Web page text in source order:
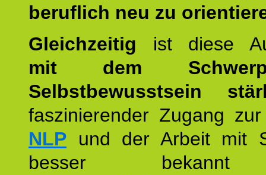
beruflich neu zu
Gleichzeitig ist diese
mit dem
Selbstbewusstsein
faszinierender Zugang
NLP und der Arbeit mit
besser